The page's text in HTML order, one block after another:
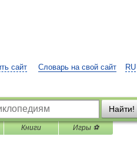
RU
сайт Словарь на свой сайт
Найти!
Книги Игры ⚽